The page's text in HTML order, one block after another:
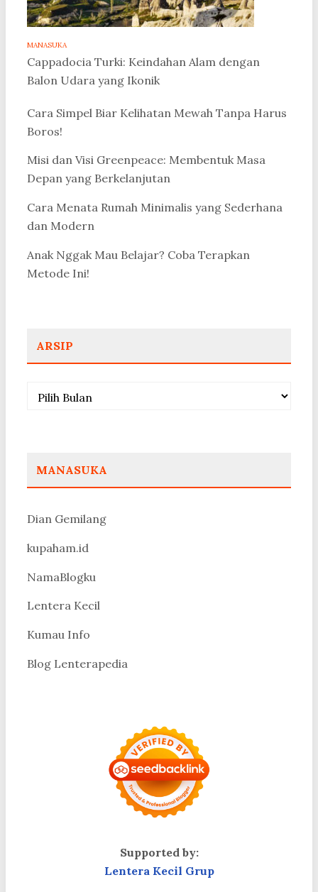
MANASUKA
Cappadocia Turki: Keindahan Alam dengan
Balon Udara yang Ikonik
Cara Simpel Biar Kelihatan Mewah Tanpa Harus
Boros!
Misi dan Visi Greenpeace: Membentuk Masa
Depan yang Berkelanjutan
Cara Menata Rumah Minimalis yang Sederhana
dan Modern
Anak Nggak Mau Belajar? Coba Terapkan
Metode Ini!
ARSIP
Arsip
MANASUKA
Dian Gemilang
kupaham.id
NamaBlogku
Lentera Kecil
Kumau Info
Blog Lenterapedia
Supported by:
Lentera Kecil Grup